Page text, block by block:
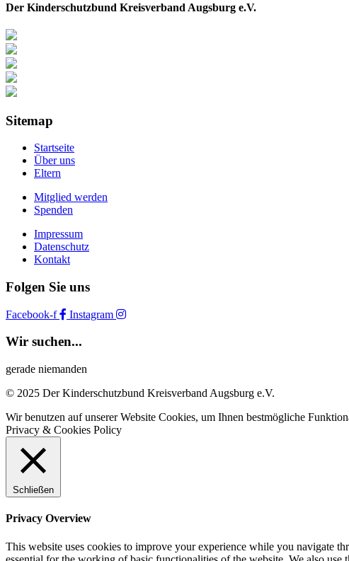
Der Kinderschutzbund Kreisverband Augsburg e.V.
Sitemap
Startseite
Über uns
Eltern
Mitglied werden
Spenden
Impressum
Datenschutz
Kontakt
Folgen Sie uns
Facebook-f Instagram
Wir suchen...
gerade niemanden
© 2025 Der Kinderschutzbund Kreisverband Augsburg e.V.
Wir benutzen auf unserer Website Cookies, um Ihnen bestmögliche
Privacy & Cookies Policy
Schließen
Privacy Overview
This website uses cookies to improve your experience while you navigate